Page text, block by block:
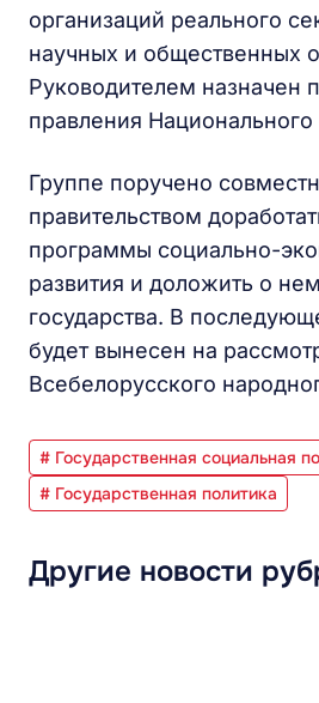
организаций реального
научных и общественных
Руководителем назначен
правления Национального
Группе поручено
правительством
программы социально-
развития и доложить о
государства. В
будет вынесен на
Всебелорусского
# Государственная социальная
# Государственная политика
Другие новости